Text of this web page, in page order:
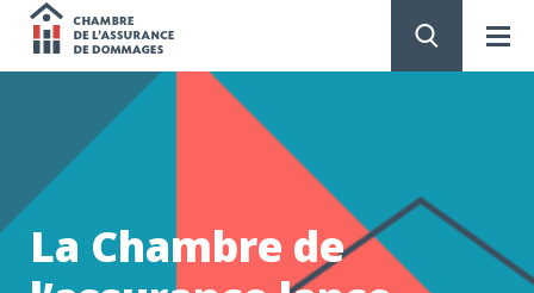
CONTENU
Chambre
l'assurance
de
dommages
La Chambre de